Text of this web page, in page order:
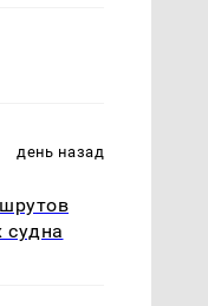
день назад
судна